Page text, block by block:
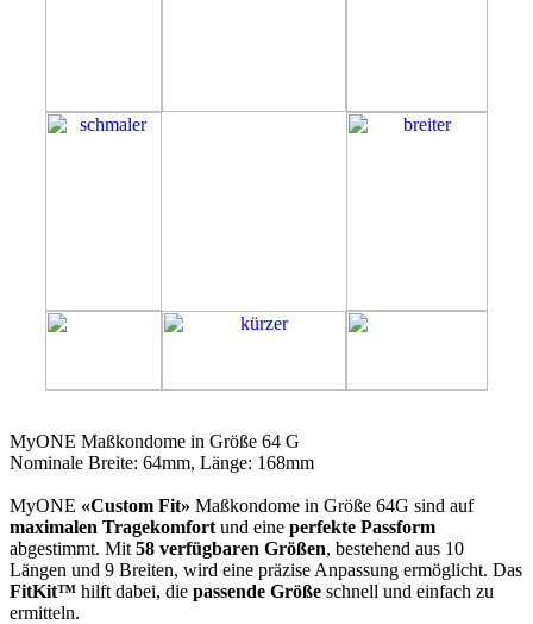
MyONE Maßkondome in Größe 64 G
Nominale Breite: 64mm, Länge: 168mm
MyONE «Custom Fit» Maßkondome in Größe 64G sind auf
maximalen Tragekomfort und eine perfekte Passform
abgestimmt. Mit 58 verfügbaren Größen, bestehend aus 10
Längen und 9 Breiten, wird eine präzise Anpassung ermöglicht. Das
FitKit™ hilft dabei, die passende Größe schnell und einfach zu
ermitteln.